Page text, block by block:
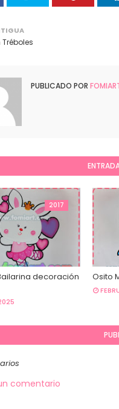
PUBLICADO POR
2017
decoración
Osito
comentario